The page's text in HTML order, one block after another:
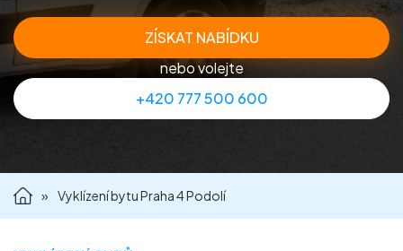
Příprava nemovitostí na prodej
Reference
ZÍSKAT NABÍDKU
nebo volejte
+420 777 500 600
» Vyklízení bytu Praha 4 Podolí